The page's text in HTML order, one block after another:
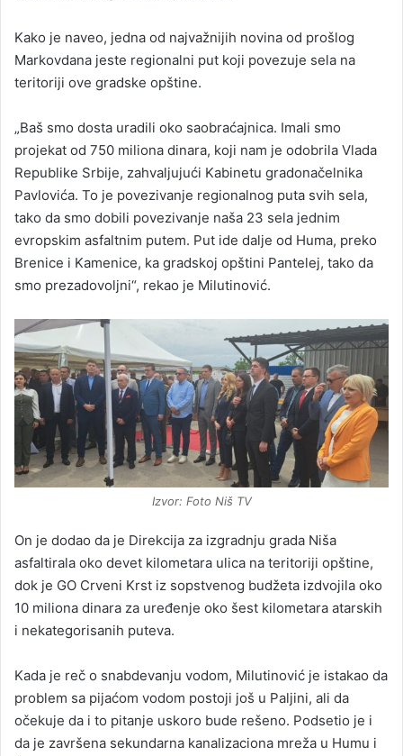
Kako je naveo, jedna od najvažnijih novina od prošlog
Markovdana jeste regionalni put koji povezuje sela na
teritoriji ove gradske opštine.
„Baš smo dosta uradili oko saobraćajnica. Imali smo
projekat od 750 miliona dinara, koji nam je odobrila Vlada
Republike Srbije, zahvaljujući Kabinetu gradonačelnika
Pavlovića. To je povezivanje regionalnog puta svih sela,
tako da smo dobili povezivanje naša 23 sela jednim
evropskim asfaltnim putem. Put ide dalje od Huma, preko
Brenice i Kamenice, ka gradskoj opštini Pantelej, tako da
smo prezadovoljni“, rekao je Milutinović.
Izvor: Foto Niš TV
On je dodao da je Direkcija za izgradnju grada Niša
asfaltirala oko devet kilometara ulica na teritoriji opštine,
dok je GO Crveni Krst iz sopstvenog budžeta izdvojila oko
10 miliona dinara za uređenje oko šest kilometara atarskih
i nekategorisanih puteva.
Kada je reč o snabdevanju vodom, Milutinović je istakao da
problem sa pijaćom vodom postoji još u Paljini, ali da
očekuje da i to pitanje uskoro bude rešeno. Podsetio je i
da je završena sekundarna kanalizaciona mreža u Humu i